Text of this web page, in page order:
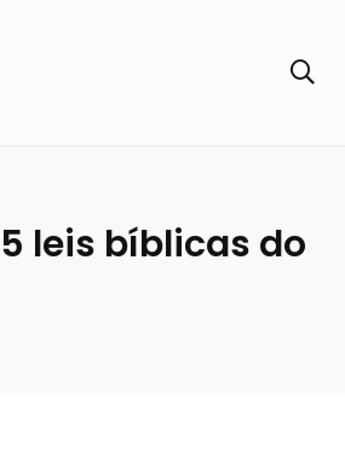
leis bíblicas do